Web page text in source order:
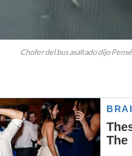
Chofer del bus asaltado dijo